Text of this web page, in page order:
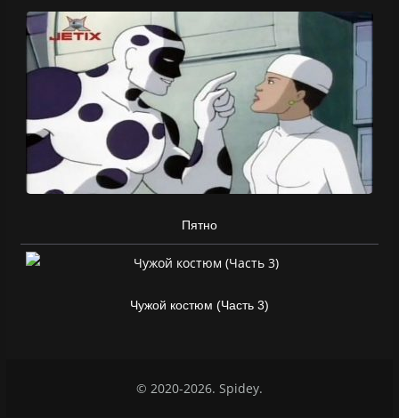
Пятно
Чужой костюм (Часть 3)
© 2020-2026. Spidey.